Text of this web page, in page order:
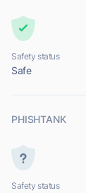
Safety status
Safe
PHISHTANK
Safety status